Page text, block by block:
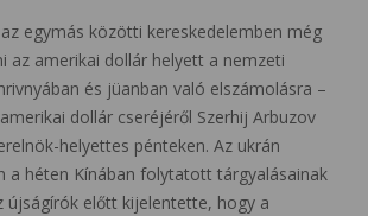
egymás közötti kereskedelemben még
az amerikai dollár helyett a nemzeti
és jüanban való elszámolásra –
dollár cseréjéről Szerhij Arbuzov
helyettes pénteken. Az ukrán
a héten Kínában folytatott tárgyalásainak
újságírók előtt kijelentette, hogy a